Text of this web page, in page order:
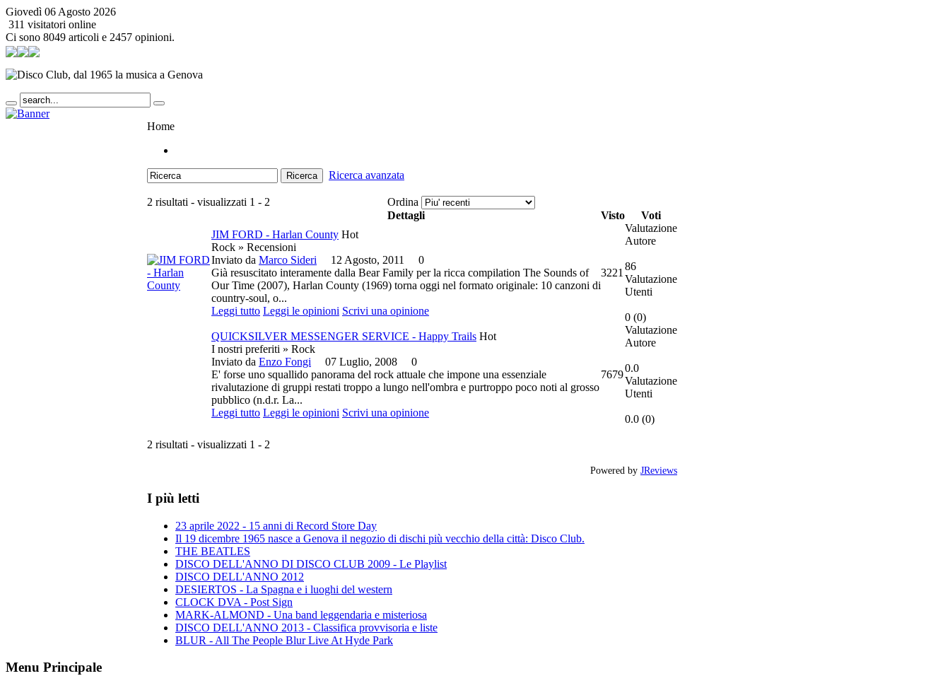
Giovedì 06 Agosto 2026
311 visitatori online
Ci sono 8049 articoli e 2457 opinioni.
Home
Ricerca Ricerca avanzata
2 risultati - visualizzati 1 - 2
Ordina
Dettagli
Visto
Voti
JIM FORD - Harlan County Hot
Rock » Recensioni
Inviato da Marco Sideri 12 Agosto, 2011 0
Già resuscitato interamente dalla Bear Family per la ricca compilation The Sounds of
Our Time (2007), Harlan County (1969) torna oggi nel formato originale: 10 canzoni di
country-soul, o...
Leggi tutto Leggi le opinioni Scrivi una opinione
3221
Valutazione
Autore
86
Valutazione
Utenti
0 (0)
QUICKSILVER MESSENGER SERVICE - Happy Trails Hot
I nostri preferiti » Rock
Inviato da Enzo Fongi 07 Luglio, 2008 0
E' forse uno squallido panorama del rock attuale che impone una essenziale
rivalutazione di gruppi restati troppo a lungo nell'ombra e purtroppo poco noti al grosso
pubblico (n.d.r. La...
Leggi tutto Leggi le opinioni Scrivi una opinione
7679
Valutazione
Autore
0.0
Valutazione
Utenti
0.0 (0)
2 risultati - visualizzati 1 - 2
Powered by JReviews
I più letti
23 aprile 2022 - 15 anni di Record Store Day
Il 19 dicembre 1965 nasce a Genova il negozio di dischi più vecchio della città: Disco Club.
THE BEATLES
DISCO DELL'ANNO DI DISCO CLUB 2009 - Le Playlist
DISCO DELL'ANNO 2012
DESIERTOS - La Spagna e i luoghi del western
CLOCK DVA - Post Sign
MARK-ALMOND - Una band leggendaria e misteriosa
DISCO DELL'ANNO 2013 - Classifica provvisoria e liste
BLUR - All The People Blur Live At Hyde Park
Menu Principale